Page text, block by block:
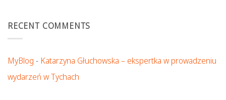
RECENT COMMENTS
MyBlog - Katarzyna Głuchowska – ekspertka w prowadzeniu
wydarzeń w Tychach